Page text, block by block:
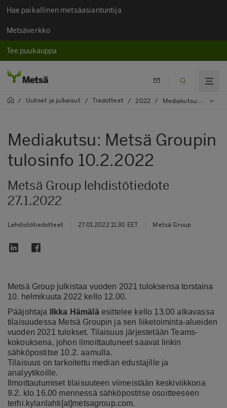
Hae paikallinen metsäasiantuntija
Metsäverkko
Tee puukauppa
/ Uutiset ja julkaisut / Tiedotteet / 2022 / Mediakutsu: Metsä Groupin tulosinfo 10.2.2022
Mediakutsu: Metsä Groupin
tulosinfo 10.2.2022
Metsä Group lehdistötiedote
27.1.2022
Lehdistötiedotteet 27.01.2022 11:30 EET Metsä Group
Metsä Group julkistaa vuoden 2021 tuloksensa torstaina
10. helmikuuta 2022 kello 12.00.
Pääjohtaja Ilkka Hämäläesittelee kello 13.00 alkavassa
tilaisuudessa Metsä Groupin ja sen liiketoiminta-alueiden
vuoden 2021 tulokset. Tilaisuus järjestetään Teams-
kokouksena, johon ilmoittautuneet saavat linkin
sähköpostitse 10.2. aamulla.
Tilaisuus on tarkoitettu median edustajille ja
analyytikoille.
Ilmoittautumiset tilaisuuteen viimeistään keskiviikkona
9.2. klo 16.00 mennessä sähköpostitse osoitteeseen
terhi.kylanlahti[at]metsagroup.com.